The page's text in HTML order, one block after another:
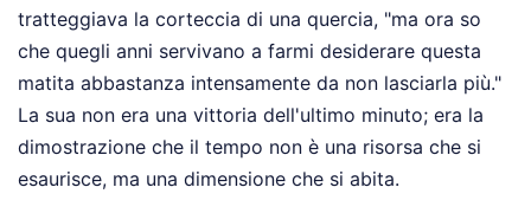
tratteggiava la corteccia di una quercia, "ma ora so
che quegli anni servivano a farmi desiderare questa
matita abbastanza intensamente da non lasciarla più."
La sua non era una vittoria dell'ultimo minuto; era la
dimostrazione che il tempo non è una risorsa che si
esaurisce, ma una dimensione che si abita.